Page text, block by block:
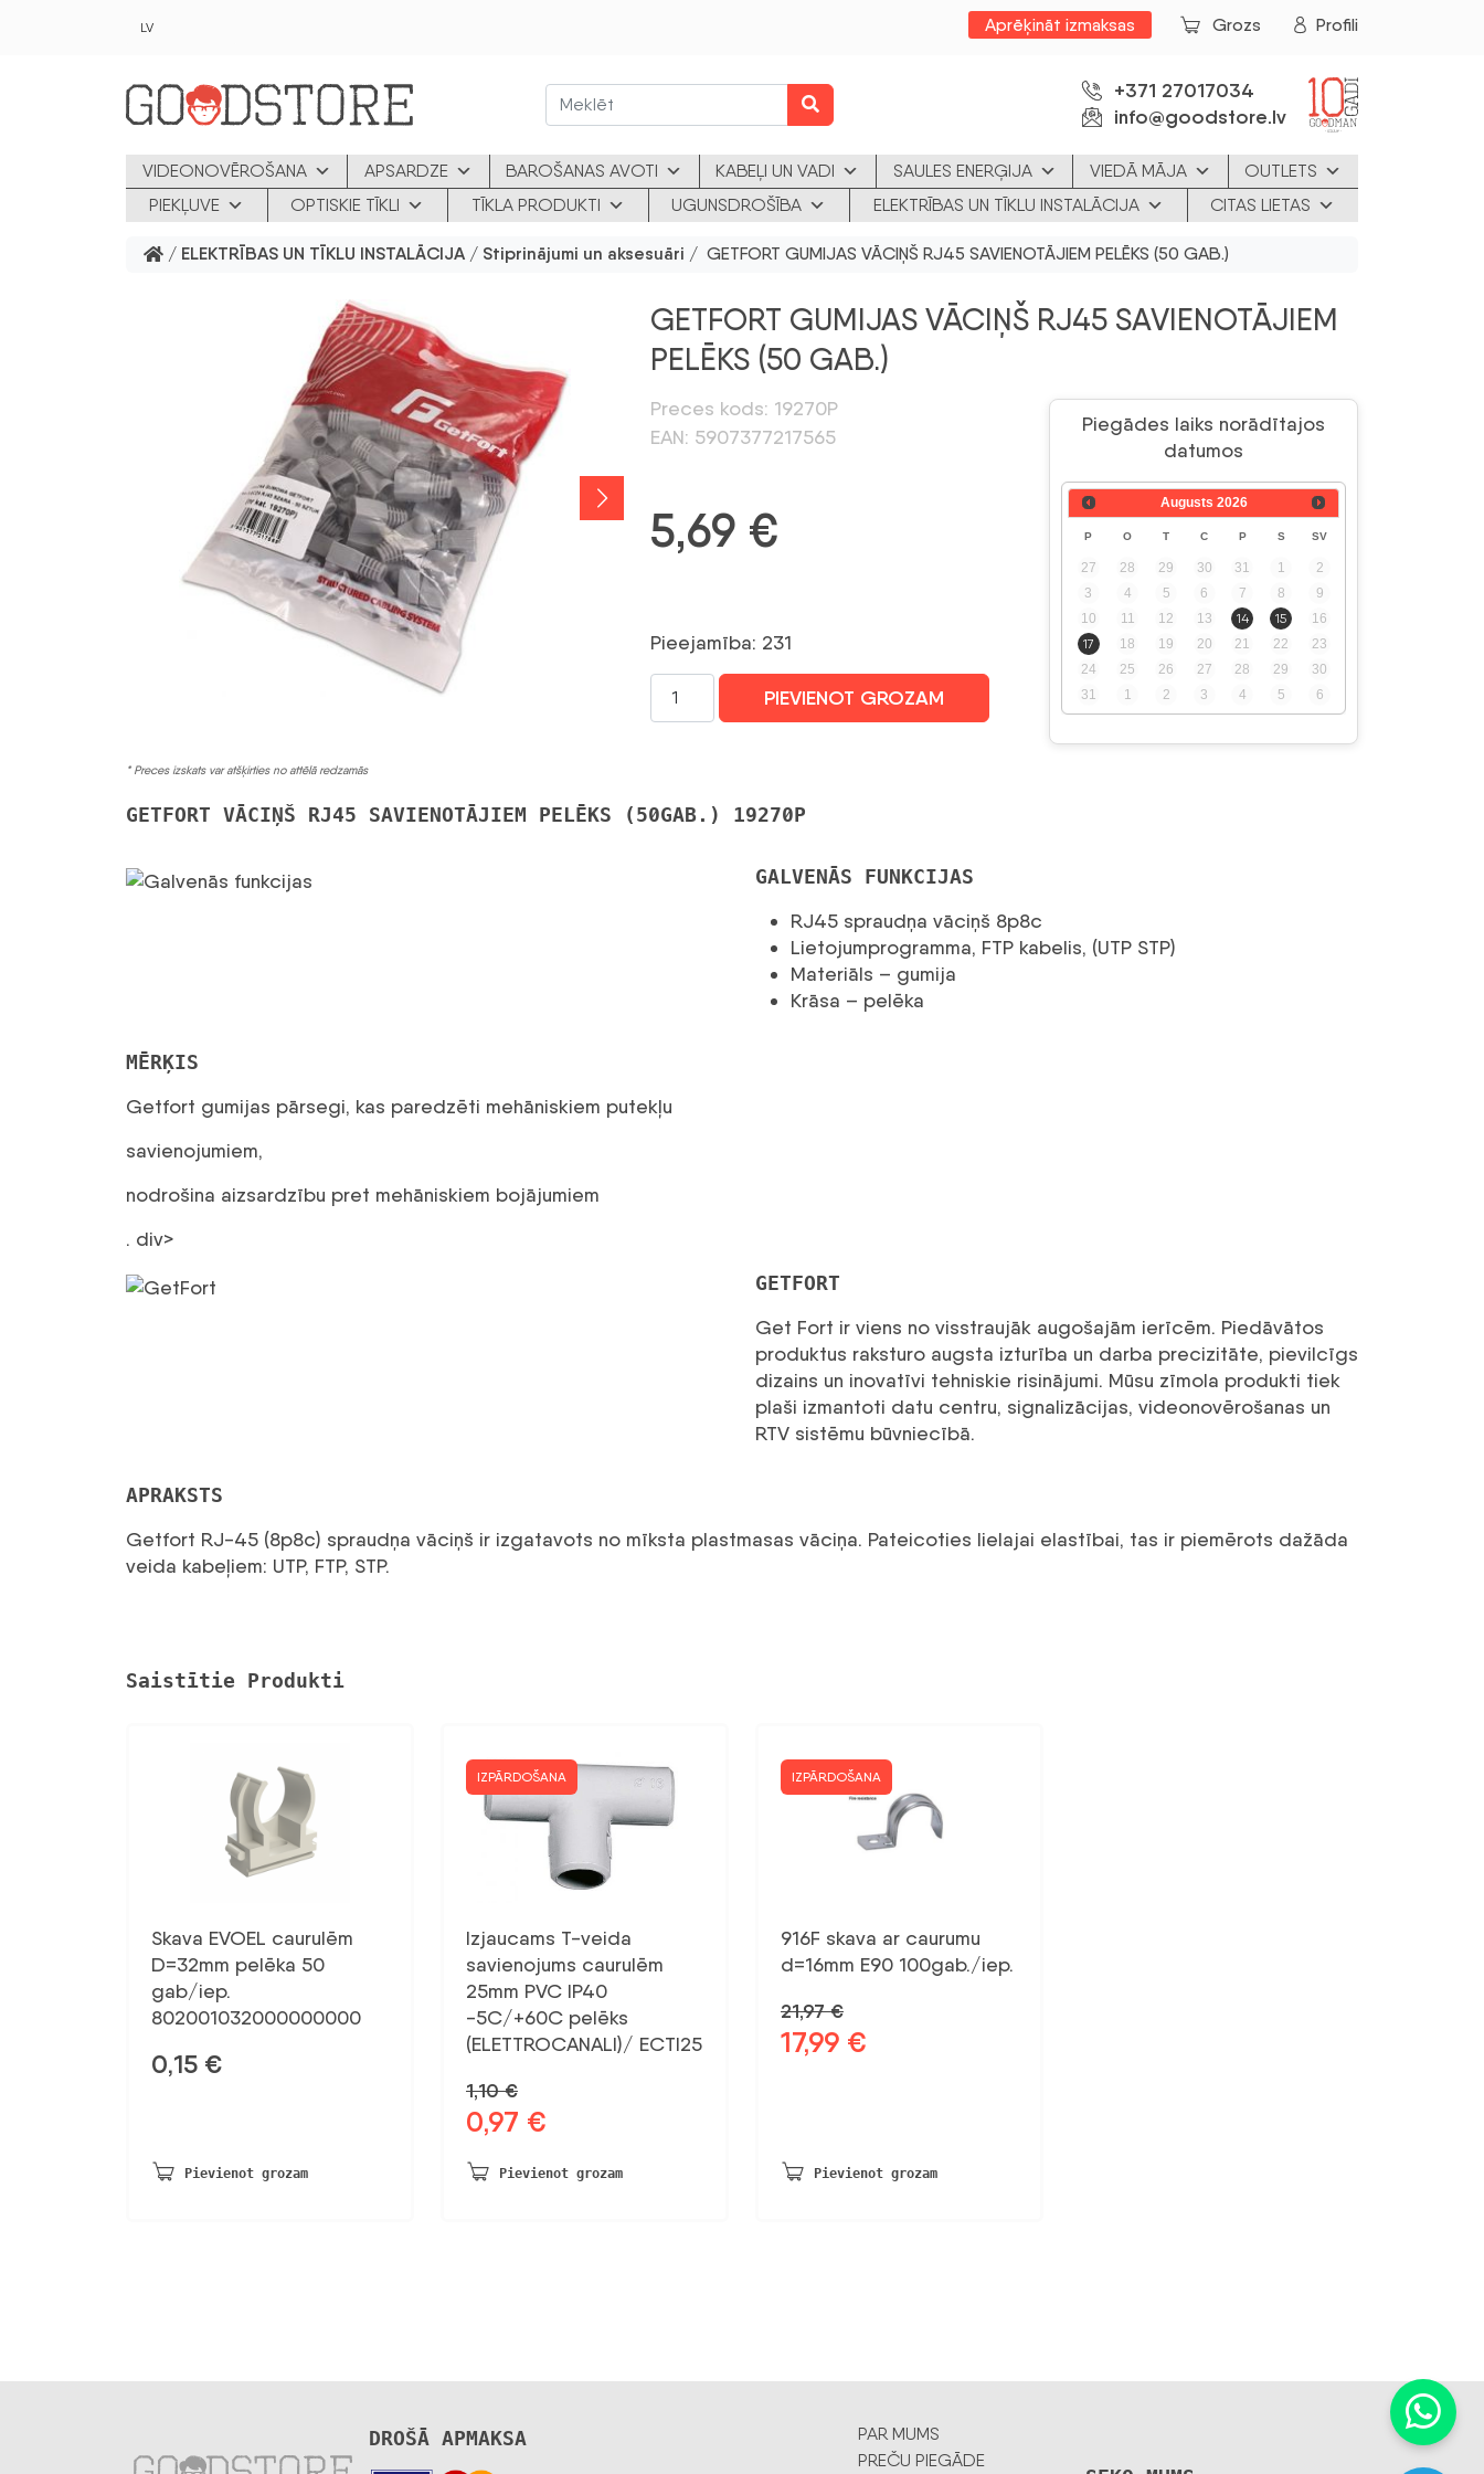
LV Aprēķināt izmaksas Grozs Profili
+371 27017034
info@goodstore.lv
VIDEONOVĒROŠANA APSARDZE BAROŠANAS AVOTI KABEĻI UN VADI SAULES ENERĢIJA VIEDĀ MĀJA
OUTLETS
PIEKĻUVE
OPTISKIE TĪKLI TĪKLA PRODUKTI UGUNSDROŠĪBA ELEKTRĪBAS UN TĪKLU INSTALĀCIJA CITAS LIETAS
/ ELEKTRĪBAS UN TĪKLU INSTALĀCIJA / Stiprinājumi un aksesuāri / GETFORT GUMIJAS VĀCIŅŠ RJ45 SAVIENOTĀJIEM PELĒKS (50 GAB.)
* Preces izskats var atšķirties no attēlā redzamās
GETFORT GUMIJAS VĀCIŅŠ RJ45 SAVIENOTĀJIEM
PELĒKS (50 GAB.)
Preces kods: 19270P
EAN: 5907377217565
Piegādes laiks norādītajos
datumos
Augusts 2026
P O T C P S SV
27 28 29 30 31 1
2
3
4 5 6 7 8
9
10
11 12 13 14 15
16
17
18 19 20 21 22
23
24
25 26 27 28 29
30
31
1 2 3 4 5 6
5,69 €
Pieejamība: 231
GETFORT
GUMIJAS
PELĒKS
PIEVIENOT GROZAM
GETFORT VĀCIŅŠ RJ45 SAVIENOTĀJIEM PELĒKS (50GAB.) 19270P
GALVENĀS FUNKCIJAS
RJ45 spraudņa vāciņš 8p8c
Lietojumprogramma, FTP kabelis, (UTP STP)
Materiāls – gumija
Krāsa – pelēka
MĒRĶIS
Getfort gumijas pārsegi, kas paredzēti mehāniskiem putekļu
savienojumiem,
nodrošina aizsardzību pret mehāniskiem bojājumiem
. div>
GETFORT
Get Fort ir viens no visstraujāk augošajām ierīcēm. Piedāvātos
produktus raksturo augsta izturība un darba precizitāte, pievilcīgs
dizains un inovatīvi tehniskie risinājumi. Mūsu zīmola produkti tiek
plaši izmantoti datu centru, signalizācijas, videonovērošanas un
RTV sistēmu būvniecībā.
APRAKSTS
Getfort RJ-45 (8p8c) spraudņa vāciņš ir izgatavots no mīksta plastmasas vāciņa. Pateicoties lielajai elastībai, tas ir piemērots dažāda
veida kabeļiem: UTP, FTP, STP.
Saistītie Produkti
Skava EVOEL caurulēm
D=32mm pelēka 50
gab/iep.
802001032000000000
0,15 €
Pievienot grozam
IZPĀRDOŠANA
Izjaucams T-veida
savienojums caurulēm
25mm PVC IP40
-5C/+60C pelēks
(ELETTROCANALI)/ ECTI25
1,10€
Sākotnējā
bija:
0,97 €
ir:
Pievienot grozam
IZPĀRDOŠANA
916F skava ar caurumu
d=16mm E90 100gab./iep.
21,97€
Sākotnējā
17,99 €
Pievienot grozam
DROŠĀ APMAKSA
PAR MUMS
PREČU PIEGĀDE